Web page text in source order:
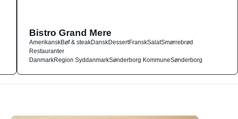
Bistro Grand Mere
AmerikanskBøf & steakDanskDessertFranskSalatSmørrebrød
Restauranter
DanmarkRegion SyddanmarkSønderborg KommuneSønderborg